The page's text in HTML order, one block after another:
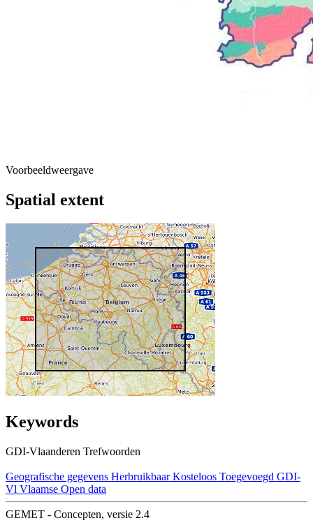
Voorbeeldweergave
Spatial extent
Keywords
GDI-Vlaanderen Trefwoorden
Geografische gegevens Herbruikbaar Kosteloos Toegevoegd GDI-
Vl Vlaamse Open data
GEMET - Concepten, versie 2.4